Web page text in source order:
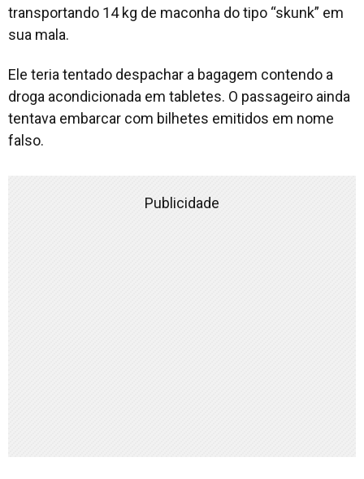
transportando 14 kg de maconha do tipo “skunk” em
sua mala.
Ele teria tentado despachar a bagagem contendo a
droga acondicionada em tabletes. O passageiro ainda
tentava embarcar com bilhetes emitidos em nome
falso.
Publicidade